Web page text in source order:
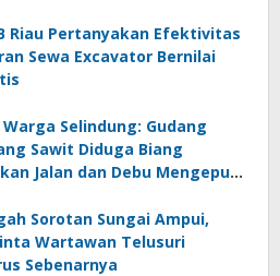
Riau Pertanyakan Efektivitas
Sewa Excavator Bernilai
Selindung: Gudang
Sawit Diduga Biang
Jalan dan Debu Mengepul
Sorotan Sungai Ampui,
Wartawan Telusuri
Sebenarnya